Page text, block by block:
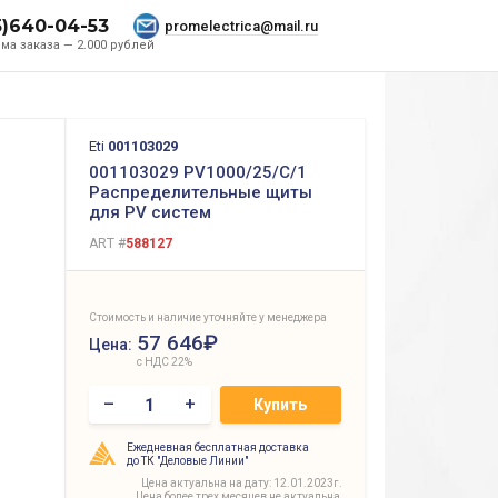
заказа — 2.000 рублей
04-53 promelectrica@mail.ru
Eti 001103029
001103029 PV1000/25/C/1
Распределительные щиты
для PV систем
ART #588127
Стоимость и наличие уточняйте у менеджера
Цена: 57 646₽
с НДС 22%
– + Купить
Ежедневная бесплатная доставка
до ТК "Деловые Линии"
Цена актуальна на дату: 12.01.2023г.